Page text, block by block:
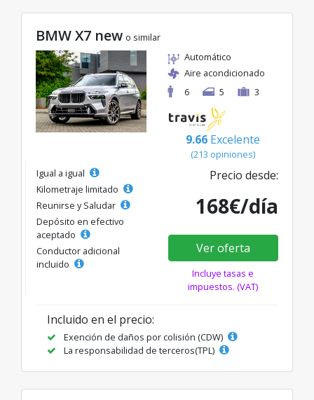
BMW X7 new o similar
Automático
Aire acondicionado
6
5 3
9.66 Excelente
(213 opiniones)
Igual a igual
Kilometraje limitado
Reunirse y Saludar
Depósito en efectivo
aceptado
Conductor adicional
incluido
Precio desde:
168€/día
Ver oferta
Incluye tasas e
impuestos. (VAT)
Incluido en el precio:
Exención de daños por colisión (CDW)
La responsabilidad de terceros(TPL)